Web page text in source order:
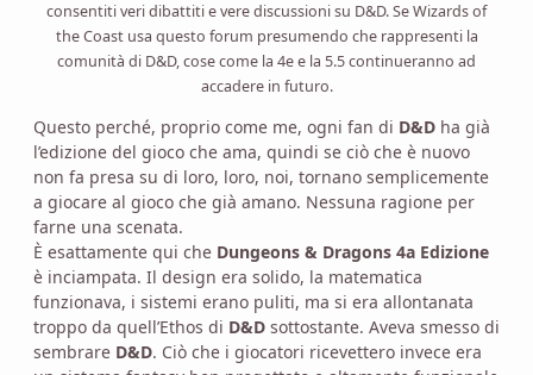
consentiti veri dibattiti e vere discussioni su D&D. Se Wizards of
the Coast usa questo forum presumendo che rappresenti la
comunità di D&D, cose come la 4e e la 5.5 continueranno ad
accadere in futuro.
Questo perché, proprio come me, ogni fan di D&D ha già
l’edizione del gioco che ama, quindi se ciò che è nuovo
non fa presa su di loro, loro, noi, tornano semplicemente
a giocare al gioco che già amano. Nessuna ragione per
farne una scenata.
È esattamente qui che Dungeons & Dragons 4a Edizione
è inciampata. Il design era solido, la matematica
funzionava, i sistemi erano puliti, ma si era allontanata
troppo da quell’Ethos di D&D sottostante. Aveva smesso di
sembrare D&D. Ciò che i giocatori ricevettero invece era